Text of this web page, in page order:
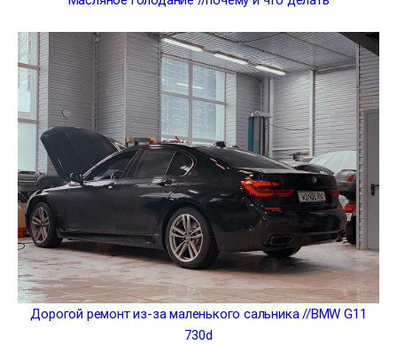
Дорогой ремонт из-за маленького сальника //BMW G11
730d